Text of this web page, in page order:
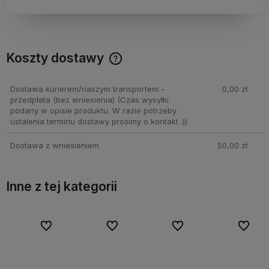
Koszty dostawy
Dostawa kurierem/naszym transportem -
przedpłata (bez wniesienia) (Czas wysyłki
podany w opisie produktu. W razie potrzeby
ustalenia terminu dostawy prosimy o kontakt :))
0,00 zł
Dostawa z wniesieniem 50,00 zł
Inne z tej kategorii
Do ulubionych
Do ulubionych Do ulubionych
Do ulubionych Do ulubionych
Do ulubionych Do
Do